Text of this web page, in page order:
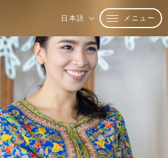
日本語 メニュー